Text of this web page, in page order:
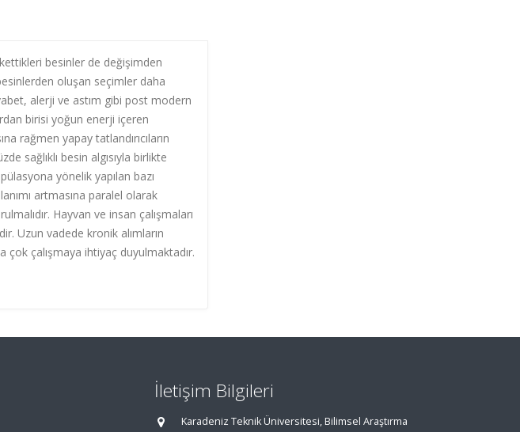
besinler de değişimden
oluşan seçimler daha
alerji ve astım gibi post modern
birisi yoğun enerji içeren
rağmen yapay tatlandırıcıların
sağlıklı besin algısıyla birlikte
yönelik yapılan bazı
artmasına paralel olarak
Hayvan ve insan çalışmaları
Uzun vadede kronik alımların
çalışmaya ihtiyaç duyulmaktadır.
İletişim Bilgileri
Karadeniz Teknik Üniversitesi, Bilimsel Araştırma